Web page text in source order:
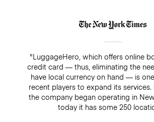
"LuggageHero, which offers online
credit card — thus, eliminating the
have local currency on hand — is
recent players to expand its
the company began operating in
today it has some 250